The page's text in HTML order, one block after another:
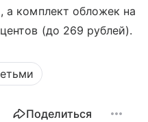
а комплект обложек на
(до 269 рублей).
Поделиться